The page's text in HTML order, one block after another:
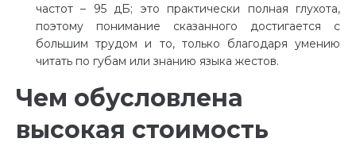
частот – 95 дБ; это практически полная глухота,
поэтому понимание сказанного достигается с
большим трудом и то, только благодаря умению
читать по губам или знанию языка жестов.
Чем обусловлена
высокая стоимость